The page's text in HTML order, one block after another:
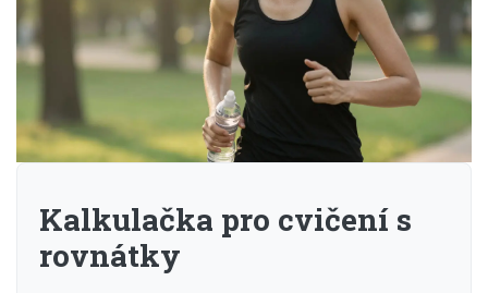
Kalkulačka pro cvičení s
rovnátky